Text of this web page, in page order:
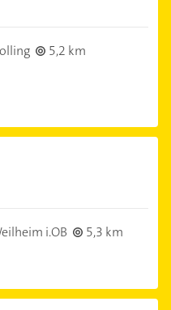
5,2 km
i.OB
5,3 km